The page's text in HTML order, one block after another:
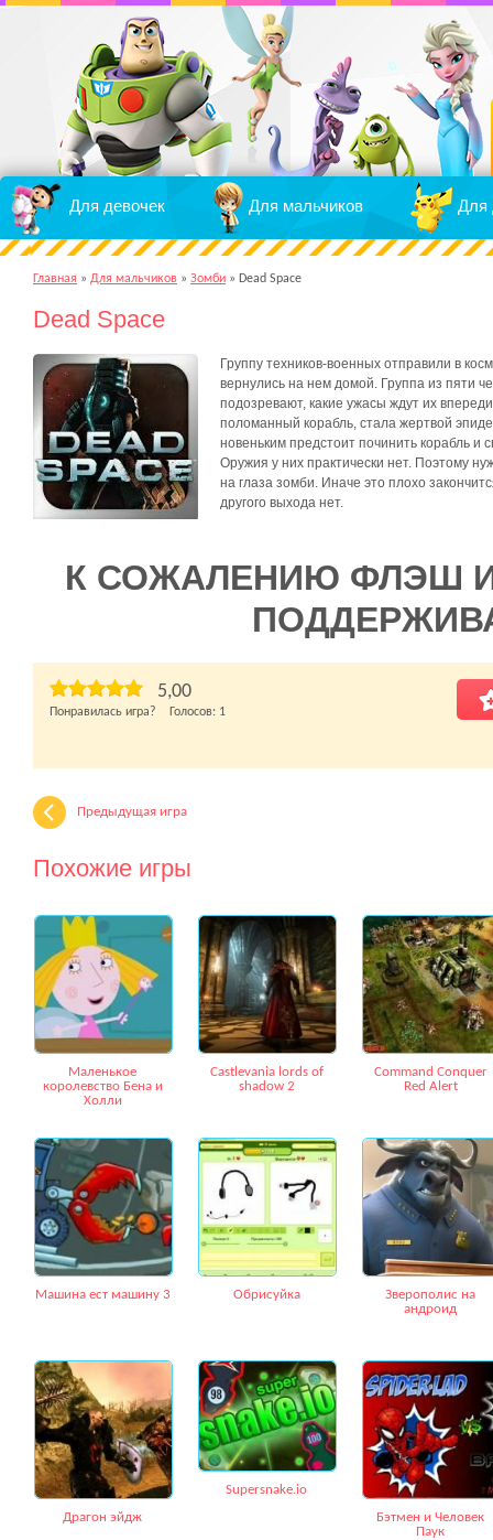
Для девочек Для мальчиков Для
Главная » Для мальчиков » Зомби » Dead Space
Dead Space
Группу техников-военных отправили в
вернулись на нем домой. Группа из пяти
подозревают, какие ужасы ждут их
поломанный корабль, стала жертвой
новеньким предстоит починить корабль и
Оружия у них практически нет. Поэтому
на глаза зомби. Иначе это плохо
другого выхода нет.
К СОЖАЛЕНИЮ ФЛЭШ
5,00
Понравилась игра? Голосов: 1
Предыдущая игра
Похожие игры
Маленькое
королевство Бена и
Холли
Castlevania lords of
shadow 2
Command Conquer
Red Alert
Машина ест машину 3 Обрисуйка
Зверополис на
андроид
Драгон эйдж
Supersnake.io
Бэтмен и Человек
Паук